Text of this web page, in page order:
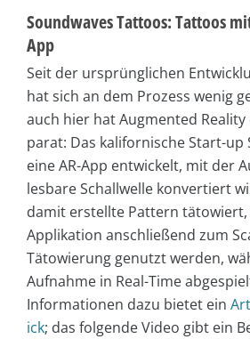
Soundwaves Tattoos: Tattoos
App
Seit der ursprünglichen
hat sich an dem Prozess wenig
auch hier hat Augmented Reality
parat: Das kalifornische Start-up
eine AR-App entwickelt, mit der
lesbare Schallwelle konvertiert
damit erstellte Pattern tätowiert,
Applikation anschließend zum
Tätowierung genutzt werden,
Aufnahme in Real-Time
Informationen dazu bietet ein
ick; das folgende Video gibt ein